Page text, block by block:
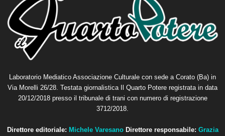
Laboratorio Mediatico Associazione Culturale con sede a Corato (Ba) in
Via Morelli 26/28. Testata giornalistica Il Quarto Potere registrata in data
20/12/2018 presso il tribunale di trani con numero di registrazione
3712/2018.
Direttore editoriale: Michele Varesano Direttore responsabile: Grazia